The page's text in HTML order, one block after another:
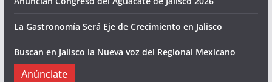
La Gastronomía Será Eje de Crecimiento en Jalisco
Buscan en Jalisco la Nueva voz del Regional Mexicano
Anúnciate